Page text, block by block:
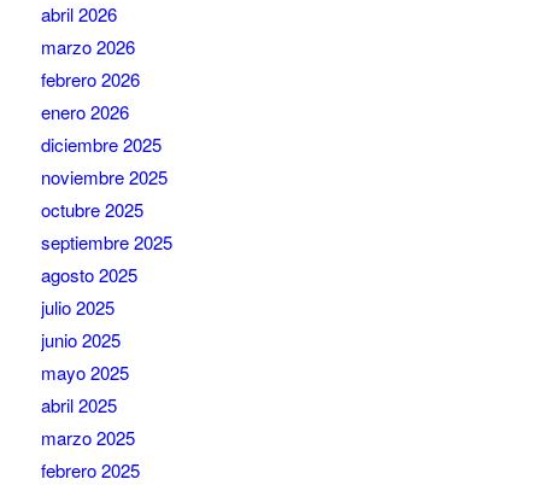
abril 2026
marzo 2026
febrero 2026
enero 2026
diciembre 2025
noviembre 2025
octubre 2025
septiembre 2025
agosto 2025
julio 2025
junio 2025
mayo 2025
abril 2025
marzo 2025
febrero 2025